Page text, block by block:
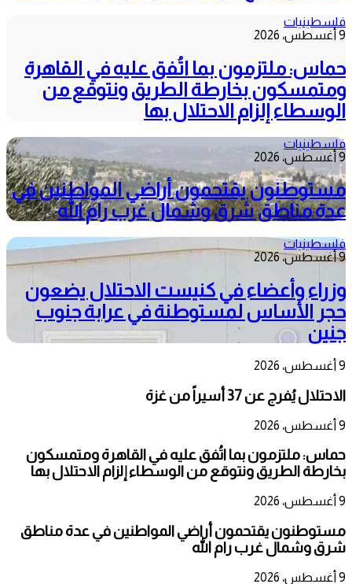
فلسطينيات
9 أغسطس، 2026
حماس: ملتزمون بما اتُفق عليه في القاهرة
ومتمسكون بخارطة الطريق ونتوقع من
الوسطاء إلزام الاحتلال بها
فلسطينيات
9 أغسطس، 2026
مستوطنون يقتحمون أراضي المواطنين في
عدة مناطق شرق وشمال غرب رام الله
فلسطينيات
9 أغسطس، 2026
وزراء وأعضاء في كنيست الاحتلال يضعون
حجر الأساس لمستوطنة في عرابة جنوب
جنين
9 أغسطس، 2026
الاحتلال يُفرج عن 37 أسيراً من غزة
9 أغسطس، 2026
حماس: ملتزمون بما اتُفق عليه في القاهرة ومتمسكون
بخارطة الطريق ونتوقع من الوسطاء إلزام الاحتلال بها
9 أغسطس، 2026
مستوطنون يقتحمون أراضي المواطنين في عدة مناطق
شرق وشمال غرب رام الله
9 أغسطس، 2026